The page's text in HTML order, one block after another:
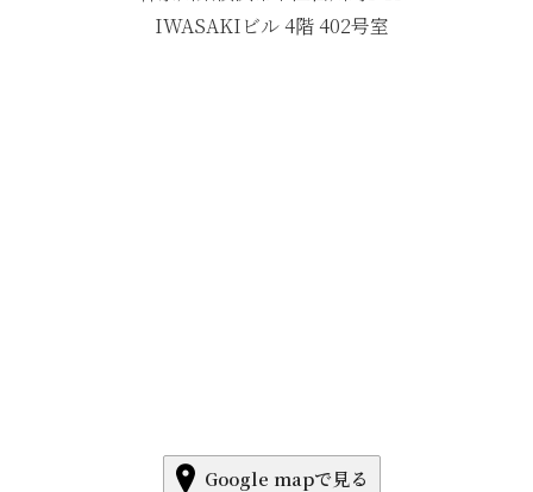
IWASAKIビル 4階 402号室
Google mapで見る